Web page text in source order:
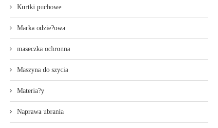
Kurtki puchowe
Marka odzie?owa
maseczka ochronna
Maszyna do szycia
Materia?y
Naprawa ubrania